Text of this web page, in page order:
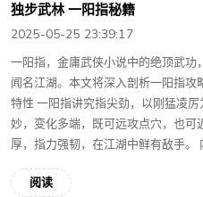
独步武林 一阳指秘籍
2025-05-25 23:39:17
一阳指，金庸武侠小说中的绝顶武
闻名江湖。本文将深入剖析一阳指
特性 一阳指讲究指尖劲，以刚猛凌
妙，变化多端，既可远攻点穴，也
厚，指力强韧，在江湖中鲜有敌手。
阅读